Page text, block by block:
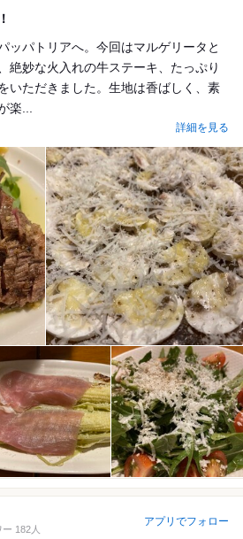
ッパトリアへ。今回はマルゲリータと
絶妙な火入れの牛ステーキ、たっぷり
いただきました。生地は香ばしく、素
楽...
詳細を見る
182人
アプリでフォロー